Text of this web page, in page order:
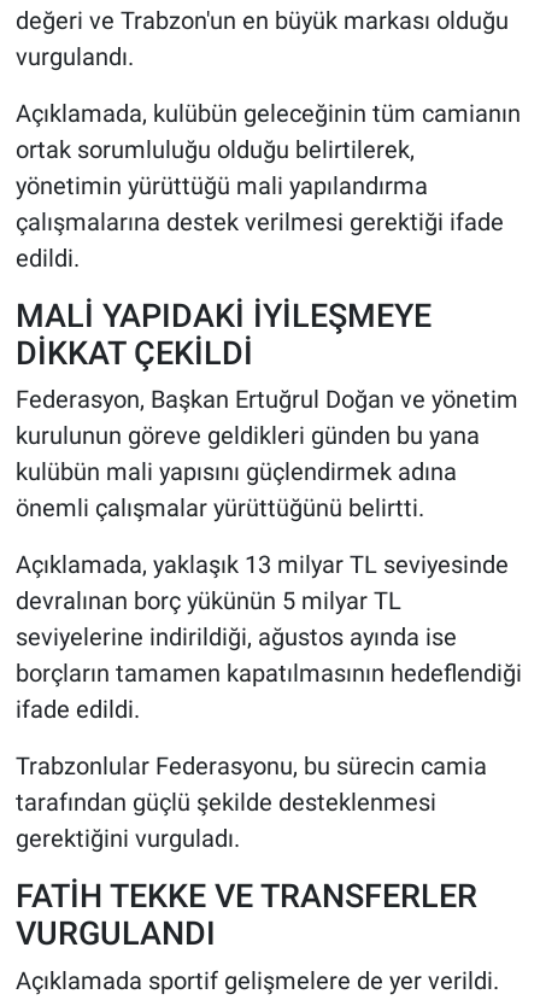
değeri ve Trabzon'un en büyük markası olduğu
vurgulandı.
Açıklamada, kulübün geleceğinin tüm camianın
ortak sorumluluğu olduğu belirtilerek,
yönetimin yürüttüğü mali yapılandırma
çalışmalarına destek verilmesi gerektiği ifade
edildi.
MALİ YAPIDAKİ İYİLEŞMEYE
DİKKAT ÇEKİLDİ
Federasyon, Başkan Ertuğrul Doğan ve yönetim
kurulunun göreve geldikleri günden bu yana
kulübün mali yapısını güçlendirmek adına
önemli çalışmalar yürüttüğünü belirtti.
Açıklamada, yaklaşık 13 milyar TL seviyesinde
devralınan borç yükünün 5 milyar TL
seviyelerine indirildiği, ağustos ayında ise
borçların tamamen kapatılmasının hedeflendiği
ifade edildi.
Trabzonlular Federasyonu, bu sürecin camia
tarafından güçlü şekilde desteklenmesi
gerektiğini vurguladı.
FATİH TEKKE VE TRANSFERLER
VURGULANDI
Açıklamada sportif gelişmelere de yer verildi.